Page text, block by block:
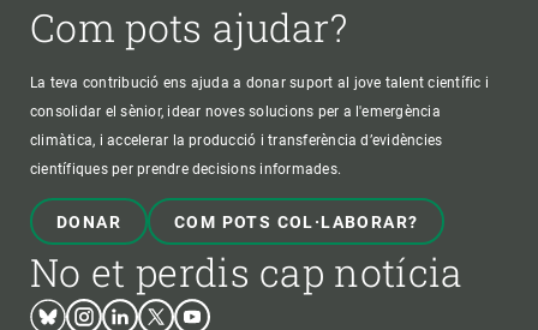
Com pots ajudar?
La teva contribució ens ajuda a donar suport al jove talent científic i
consolidar el sènior, idear noves solucions per a l'emergència
climàtica, i accelerar la producció i transferència d’evidències
científiques per prendre decisions informades.
DONAR COM POTS COL·LABORAR?
No et perdis cap notícia
BlueskyInstagram
LinkedinTwitterYoutube